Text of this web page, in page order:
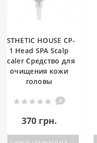
La'dor Tea Tree Scalp
Hair Pack Маска для
кожи головы с
чайным деревом
9
320 грн.